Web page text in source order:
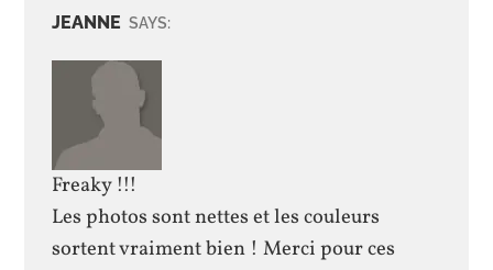
JEANNE SAYS:
Freaky !!!
Les photos sont nettes et les couleurs
sortent vraiment bien ! Merci pour ces